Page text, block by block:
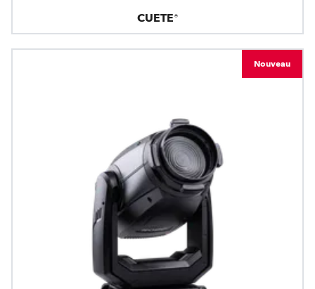
CUETE®
Nouveau